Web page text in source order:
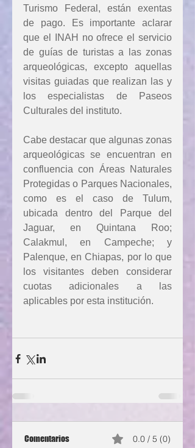
Turismo Federal, están exentas
de pago. Es importante aclarar
que el INAH no ofrece el servicio
de guías de turistas a las zonas
arqueológicas, excepto aquellas
visitas guiadas que realizan las y
los especialistas de Paseos
Culturales del instituto.
Cabe destacar que algunas zonas
arqueológicas se encuentran en
confluencia con Áreas Naturales
Protegidas o Parques Nacionales,
como es el caso de Tulum,
ubicada dentro del Parque del
Jaguar, en Quintana Roo;
Calakmul, en Campeche; y
Palenque, en Chiapas, por lo que
los visitantes deben considerar
cuotas adicionales a las
aplicables por esta institución.
Comentarios 0.0 / 5 (0)